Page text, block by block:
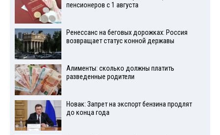
пенсионеров с 1 августа
Ренессанс на беговых дорожках: Россия
возвращает статус конной державы
Алименты: сколько должны платить
разведенные родители
Новак: Запрет на экспорт бензина продлят
до конца года